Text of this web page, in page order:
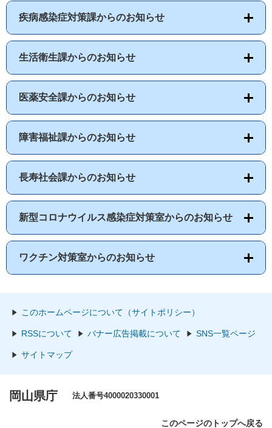
疾病感染症対策課からのお知らせ
生活衛生課からのお知らせ
医薬安全課からのお知らせ
障害福祉課からのお知らせ
長寿社会課からのお知らせ
新型コロナウイルス感染症対策室からのお知らせ
ワクチン対策室からのお知らせ
このホームページについて（サイトポリシー）
RSSについて バナー広告掲載について SNS一覧ページ
サイトマップ
岡山県庁 法人番号4000020330001
このページのトップへ戻る